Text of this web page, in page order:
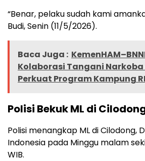
“Benar, pelaku sudah kami
Budi, Senin (11/5/2026).
Baca Juga :
Kolaborasi Tangani
Perkuat Program Kampung
Polisi Bekuk ML di
Polisi menangkap ML di Cilodong,
Indonesia pada Minggu malam
WIB.